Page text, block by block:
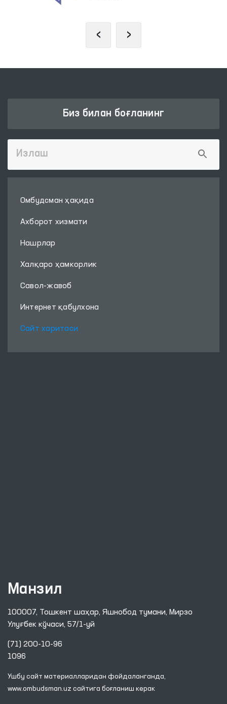
‹ ›
Биз билан боғланинг
Омбудсман ҳақида
Ахборот хизмати
Нашрлар
Халқаро ҳамкорлик
Савол-жавоб
Интернет қабулхона
Сайт харитаси
Манзил
100007, Тошкент шаҳар, Яшнобод тумани, Мирзо
Улуғбек кўчаси, 57/1-уй
(71) 200-10-96
1096
Ушбу сайт материалларидан фойдаланганда,
www.ombudsman.uz сайтига боғланиш керак